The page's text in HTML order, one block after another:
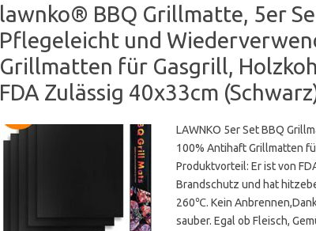
lawnko® BBQ Grillmatte, 5er
Pflegeleicht und
Grillmatten für Gasgrill,
FDA Zulässig 40x33cm
LAWNKO 5er Set BBQ
100% Antihaft Grillmatten
Produktvorteil: Er ist von
Brandschutz und hat
260℃. Kein
sauber. Egal ob Fleisch,